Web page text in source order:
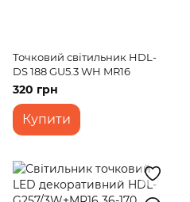
Точковий світильник HDL-
DS 188 GU5.3 WH MR16
320 грн
Купити